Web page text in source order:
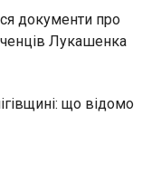
документи про
Лукашенка
що відомо